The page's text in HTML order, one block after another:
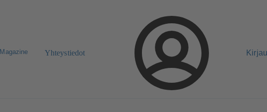
Magazine Yhteystiedot